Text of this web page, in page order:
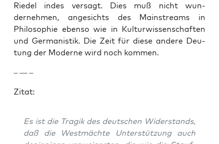
Riedel indes ver­sagt. Dies muß nicht wun­
dernehmen, angesichts des Main­streams in
Philoso­phie eben­so wie in Kul­tur­wis­senschaften
und Ger­man­is­tik. Die Zeit für diese andere Deu­
tung der Mod­erne wird noch kom­men.
– — –
Zitat:
Es ist die Tragik des deutschen Wider­stands,
daß die West­mächte Unter­stützung auch